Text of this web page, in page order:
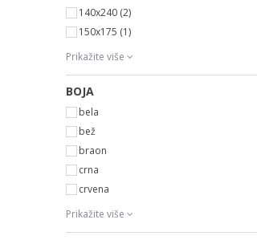
140x240 (2)
150x175 (1)
Prikažite više
BOJA
bela
bež
braon
crna
crvena
Prikažite više